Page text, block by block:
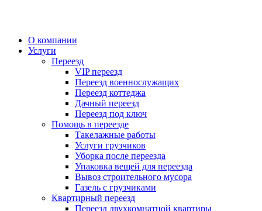
О компании
Услуги
Переезд
VIP переезд
Переезд военнослужащих
Переезд коттеджа
Дачный переезд
Переезд под ключ
Помощь в переезде
Такелажные работы
Услуги грузчиков
Уборка после переезда
Упаковка вещей для переезда
Вывоз строительного мусора
Газель с грузчиками
Квартирный переезд
Переезд двухкомнатной квартиры